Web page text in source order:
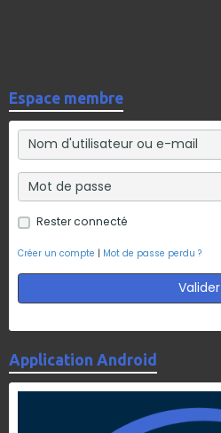
Espace membre
Rester connecté
Créer un compte | Mot de passe perdu ?
Valider
Application Android